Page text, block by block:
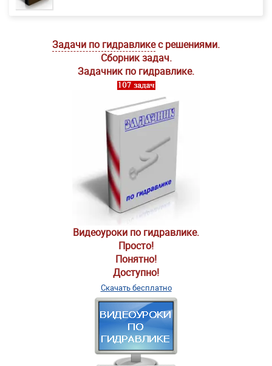
Задачи по гидравликес решениями.
Сборник задач.
Задачник по гидравлике.
Видеоуроки по гидравлике.
Просто!
Понятно!
Доступно!
Скачать бесплатно